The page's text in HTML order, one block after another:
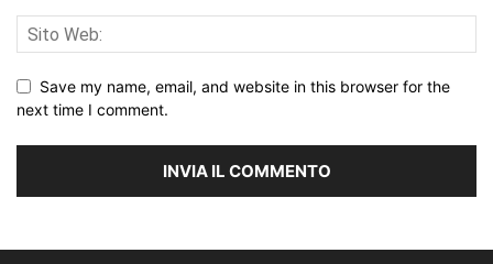
Save my name, email, and website in this browser for the
next time I comment.